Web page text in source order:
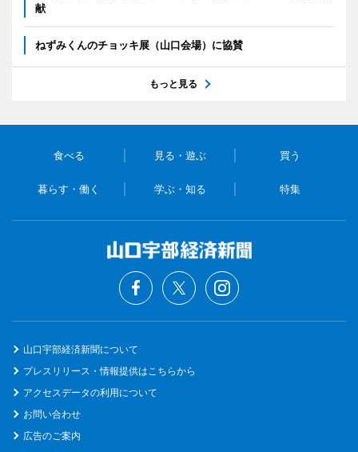
献
ねずみくんのチョッキ展（山口会場）に協賛
もっと見る
食べる 見る・遊ぶ 買う
暮らす・働く 学ぶ・知る 特集
山口宇部経済新聞について
プレスリリース・情報提供はこちらから
アクセスデータの利用について
お問い合わせ
広告のご案内